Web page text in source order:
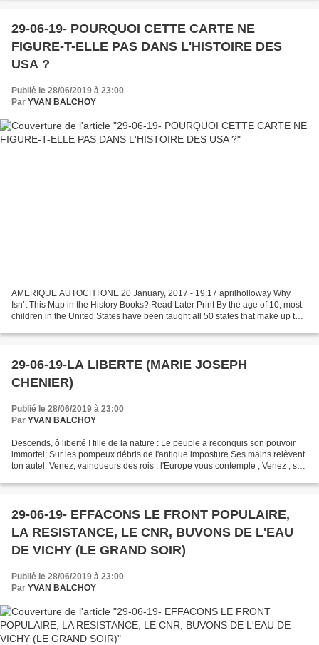
29-06-19- POURQUOI CETTE CARTE NE
FIGURE-T-ELLE PAS DANS L'HISTOIRE DES
USA ?
Publié le 28/06/2019 à 23:00
Par YVAN BALCHOY
AMERIQUE AUTOCHTONE 20 January, 2017 - 19:17 aprilholloway Why
Isn’t This Map in the History Books? Read Later Print By the age of 10, most
children in the United States have been taught all 50 states that make up the
29-06-19-LA LIBERTE (MARIE JOSEPH
CHENIER)
Publié le 28/06/2019 à 23:00
Par YVAN BALCHOY
Descends, ô liberté ! fille de la nature : Le peuple a reconquis son pouvoir
immortel; Sur les pompeux débris de l'antique imposture Ses mains relèvent
ton autel. Venez, vainqueurs des rois : l'Europe vous contemple ; Venez ; sur
29-06-19- EFFACONS LE FRONT POPULAIRE,
LA RESISTANCE, LE CNR, BUVONS DE L'EAU
DE VICHY (LE GRAND SOIR)
Publié le 28/06/2019 à 23:00
Par YVAN BALCHOY